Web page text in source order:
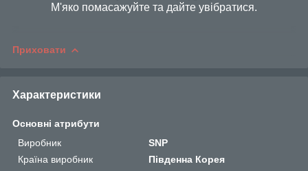
М'яко помасажуйте та дайте увібратися.
Приховати
Характеристики
Основні атрибути
Виробник
SNP
Країна виробник
Південна Корея